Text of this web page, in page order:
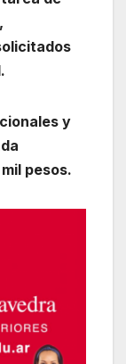
y
pesos.